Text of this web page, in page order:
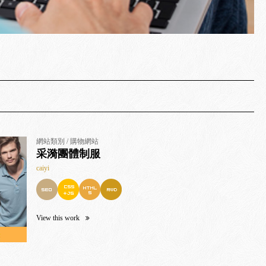
網站類別 / 購物網站
采漪團體制服
caiyi
View this work